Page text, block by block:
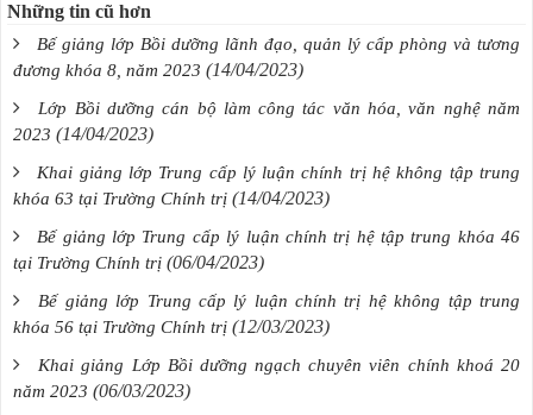
Những tin cũ hơn
Bế giảng lớp Bồi dưỡng lãnh đạo, quản lý cấp phòng và tương
đương khóa 8, năm 2023 (14/04/2023)
Lớp Bồi dưỡng cán bộ làm công tác văn hóa, văn nghệ năm
2023 (14/04/2023)
Khai giảng lớp Trung cấp lý luận chính trị hệ không tập trung
khóa 63 tại Trường Chính trị (14/04/2023)
Bế giảng lớp Trung cấp lý luận chính trị hệ tập trung khóa 46
tại Trường Chính trị (06/04/2023)
Bế giảng lớp Trung cấp lý luận chính trị hệ không tập trung
khóa 56 tại Trường Chính trị (12/03/2023)
Khai giảng Lớp Bồi dưỡng ngạch chuyên viên chính khoá 20
năm 2023 (06/03/2023)